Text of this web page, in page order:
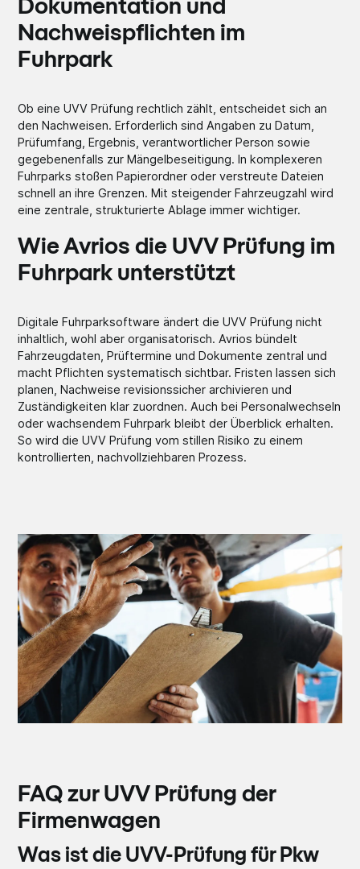
Dokumentation und
Nachweispflichten im
Fuhrpark
Ob eine UVV Prüfung rechtlich zählt, entscheidet sich an
den Nachweisen. Erforderlich sind Angaben zu Datum,
Prüfumfang, Ergebnis, verantwortlicher Person sowie
gegebenenfalls zur Mängelbeseitigung. In komplexeren
Fuhrparks stoßen Papierordner oder verstreute Dateien
schnell an ihre Grenzen. Mit steigender Fahrzeugzahl wird
eine zentrale, strukturierte Ablage immer wichtiger.
Wie Avrios die UVV Prüfung im
Fuhrpark unterstützt
Digitale Fuhrparksoftware ändert die UVV Prüfung nicht
inhaltlich, wohl aber organisatorisch. Avrios bündelt
Fahrzeugdaten, Prüftermine und Dokumente zentral und
macht Pflichten systematisch sichtbar. Fristen lassen sich
planen, Nachweise revisionssicher archivieren und
Zuständigkeiten klar zuordnen. Auch bei Personalwechseln
oder wachsendem Fuhrpark bleibt der Überblick erhalten.
So wird die UVV Prüfung vom stillen Risiko zu einem
kontrollierten, nachvollziehbaren Prozess.
FAQ zur UVV Prüfung der
Firmenwagen
Was ist die UVV-Prüfung für Pkw